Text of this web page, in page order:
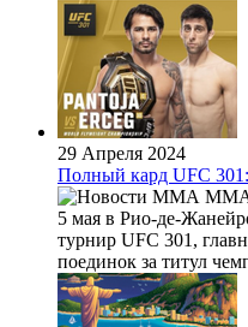
29 Апреля 2024
Полный кард UFC 301:
5 мая в Рио-де-
турнир UFC 301,
поединок за титул